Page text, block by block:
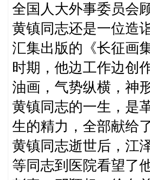
全国人大外事委员会
黄镇同志还是一位造
汇集出版的《长征画
时期，他边工作边创
油画，气势纵横，神
黄镇同志的一生，是
生的精力，全部献给
黄镇同志逝世后，江
等同志到医院看望了